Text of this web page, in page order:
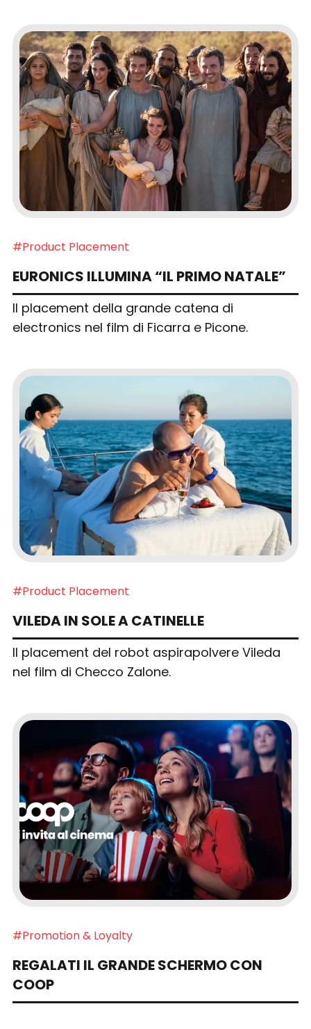
#Product Placement
EURONICS ILLUMINA “IL PRIMO NATALE”
Il placement della grande catena di
electronics nel film di Ficarra e Picone.
#Product Placement
VILEDA IN SOLE A CATINELLE
Il placement del robot aspirapolvere Vileda
nel film di Checco Zalone.
#Promotion & Loyalty
REGALATI IL GRANDE SCHERMO CON
COOP